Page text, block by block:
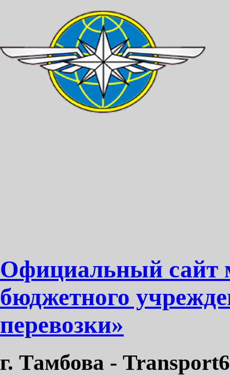
Официальный сайт
бюджетного
перевозки»
г. Тамбова -